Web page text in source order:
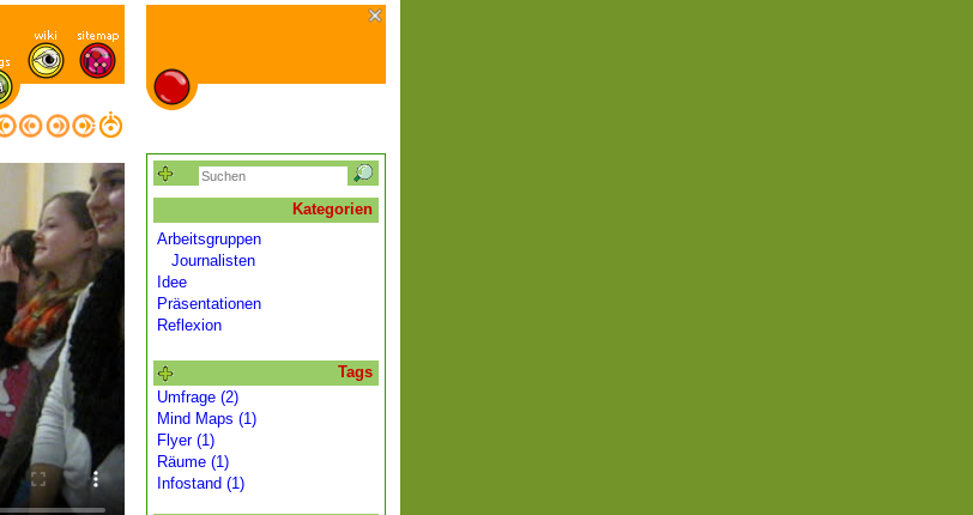
Kategorien
Arbeitsgruppen
Journalisten
Idee
Präsentationen
Reflexion
Tags
Umfrage (2)
Mind Maps (1)
Flyer (1)
Räume (1)
Infostand (1)